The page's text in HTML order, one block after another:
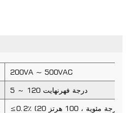
200VA ~ 500VAC
5 ～ 120 درجة فهرنهايت